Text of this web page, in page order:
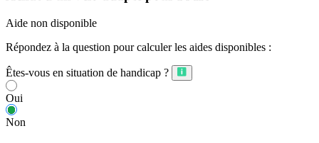
Aide non disponible
Répondez à la question pour calculer les aides disponibles :
Êtes-vous en situation de handicap ?
Oui
Non